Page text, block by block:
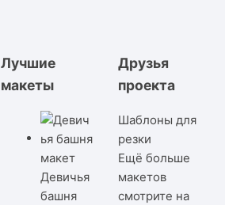
Лучшие
макеты
Девичья
башня
Друзья
проекта
Шаблоны для
резки
Ещё больше
макетов
смотрите на